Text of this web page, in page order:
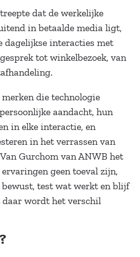
dat de werkelijke
in betaalde media ligt,
dagelijkse interacties met
tot winkelbezoek, van
die technologie
aandacht, hun
in elke interactie, en
in het verrassen van
Gurchom van ANWB het
geen toeval zijn,
test wat werkt en blijf
daar wordt het verschil